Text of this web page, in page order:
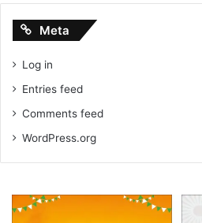
Meta
Log in
Entries feed
Comments feed
WordPress.org